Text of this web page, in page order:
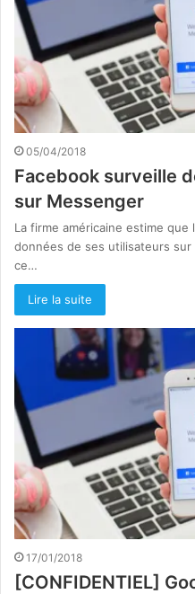
05/04/2018
Facebook surveille
sur Messenger
La firme américaine estime que
données de ses utilisateurs
ce…
Lire la suite
17/01/2018
[CONFIDENTIEL]